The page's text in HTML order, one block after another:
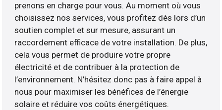
prenons en charge pour vous. Au moment où vous
choisissez nos services, vous profitez dès lors d’un
soutien complet et sur mesure, assurant un
raccordement efficace de votre installation. De plus,
cela vous permet de produire votre propre
électricité et de contribuer à la protection de
l’environnement. N’hésitez donc pas à faire appel à
nous pour maximiser les bénéfices de l’énergie
solaire et réduire vos coûts énergétiques.